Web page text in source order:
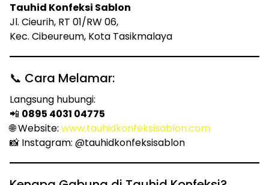
Tauhid Konfeksi Sablon
Jl. Cieurih, RT 01/RW 06,
Kec. Cibeureum, Kota Tasikmalaya
📞 Cara Melamar:
Langsung hubungi:
📲 0895 4031 04775
🌐 Website: www.tauhidkonfeksisablon.com
📸 Instagram: @tauhidkonfeksisablon